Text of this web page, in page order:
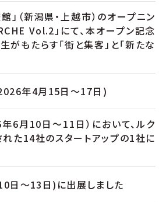
（新潟県・上越市）のオープニン
Vol.2」にて、本オープン記念
もたらす「街と集客」と「新たな
年4月15日～17日)
6月10日〜11日）において、ルク
た14社のスタートアップの1社に
日～13日)に出展しました